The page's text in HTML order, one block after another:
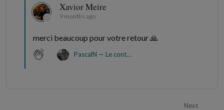
Xavior Meire
9 months ago
merci beaucoup pour votre retour 🙏
PascalN — Le contemplateur éphémère
Next